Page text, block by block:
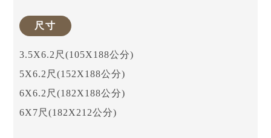
尺寸
3.5X6.2尺(105X188公分)
5X6.2尺(152X188公分)
6X6.2尺(182X188公分)
6X7尺(182X212公分)